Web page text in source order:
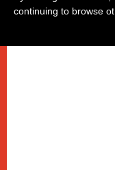
continuing to browse